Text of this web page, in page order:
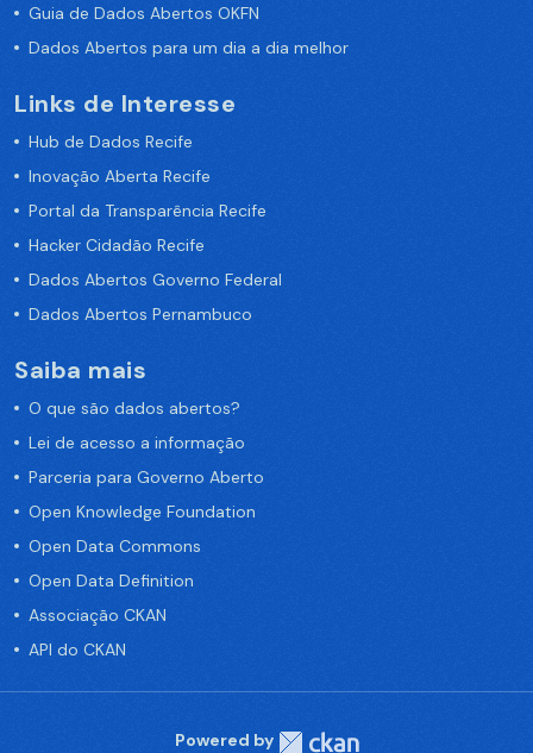
Guia de Dados Abertos OKFN
Dados Abertos para um dia a dia melhor
Links de Interesse
Hub de Dados Recife
Inovação Aberta Recife
Portal da Transparência Recife
Hacker Cidadão Recife
Dados Abertos Governo Federal
Dados Abertos Pernambuco
Saiba mais
O que são dados abertos?
Lei de acesso a informação
Parceria para Governo Aberto
Open Knowledge Foundation
Open Data Commons
Open Data Definition
Associação CKAN
API do CKAN
Powered by